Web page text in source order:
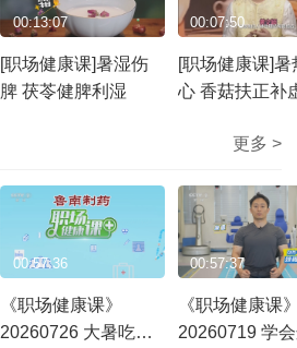
[职场健康课]暑湿伤
脾 茯苓健脾利湿
00:13:07
[职场健康课]暑
心 香菇扶正补
00:07:50
更多 >
《职场健康课》
20260726 大暑吃三
00:57:36
《职场健康课
20260719 学
00:57:37